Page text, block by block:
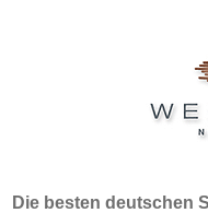
Die besten deutschen